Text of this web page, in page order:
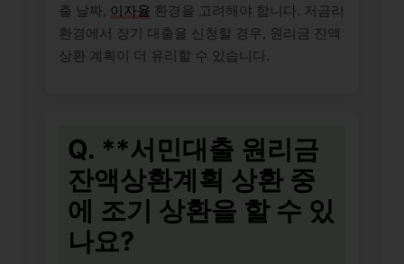
출 날짜, 이자율 환경을 고려해야 합니다. 저금리
환경에서 장기 대출을 신청할 경우, 원리금 잔액
상환 계획이 더 유리할 수 있습니다.
Q. **서민대출 원리금
잔액상환계획 상환 중
에 조기 상환을 할 수 있
나요?